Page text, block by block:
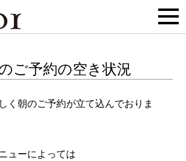
ご予約の空き状況
く朝のご予約が立て込んでおりま
ューによっては